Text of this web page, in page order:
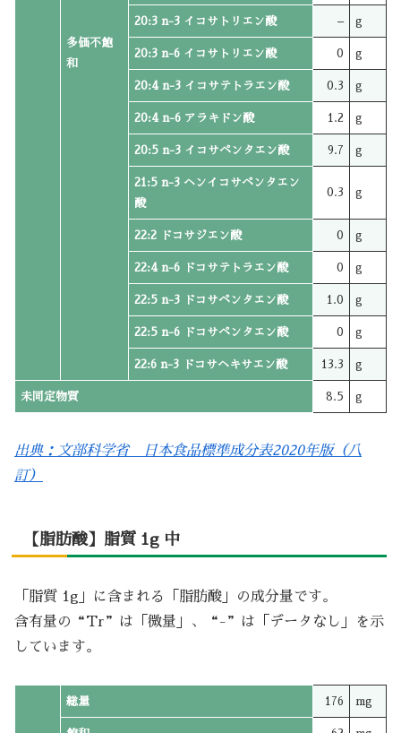
多価不飽
和
20:3 n-3 イコサトリエン酸 – g
20:3 n-6 イコサトリエン酸 0 g
20:4 n-3 イコサテトラエン酸 0.3 g
20:4 n-6 アラキドン酸 1.2 g
20:5 n-3 イコサペンタエン酸 9.7 g
21:5 n-3 ヘンイコサペンタエン
酸
0.3 g
22:2 ドコサジエン酸 0 g
22:4 n-6 ドコサテトラエン酸 0 g
22:5 n-3 ドコサペンタエン酸 1.0 g
22:5 n-6 ドコサペンタエン酸 0 g
22:6 n-3 ドコサヘキサエン酸 13.3 g
未同定物質 8.5 g
出典：文部科学省 日本食品標準成分表2020年版（八
訂）
【脂肪酸】脂質 1g 中
「脂質 1g」に含まれる「脂肪酸」の成分量です。
含有量の“Tr”は「微量」、“-”は「データなし」を示
しています。
総量 176 mg